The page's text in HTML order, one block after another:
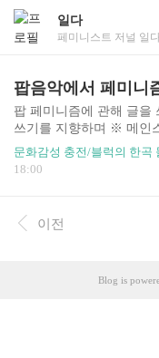
일다
페미니스트 저널 일
팝음악에서 페미니
팝 페미니즘에 관해 글을
쓰기를 지향하며 ※ 메인
즘 사이의 관계를 얘기하
중문화 사이에서 페미니
는 여성주의 저널 에 칼
악이나 문화와 관련한 여
들이 느끼겠지만 나 역
문화감성 충전/블럭의 한곡
18:00
이전
Blog is